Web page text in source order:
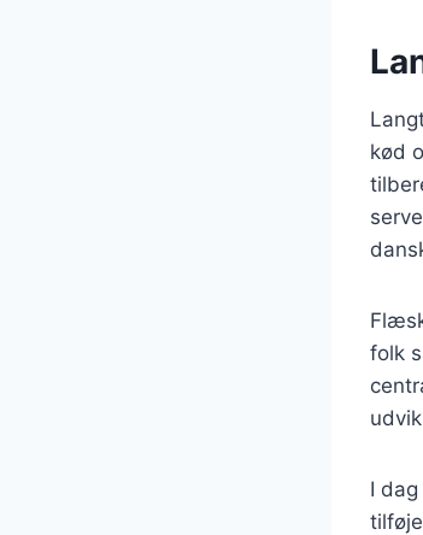
kød
folk
I